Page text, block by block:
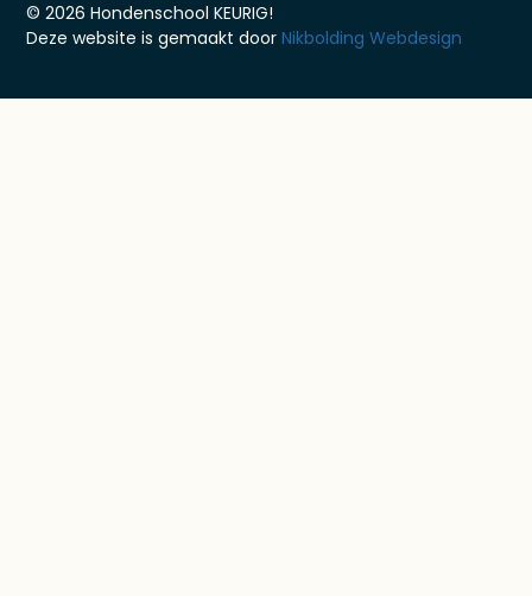
© 2026 Hondenschool KEURIG!
Deze website is gemaakt doorNikbolding Webdesign